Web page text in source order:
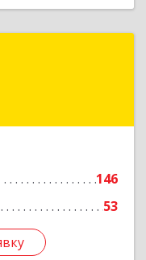
146
53
г, Козлова ул,